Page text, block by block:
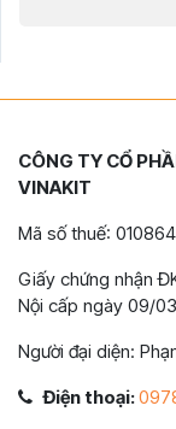
CÔNG TY CỔ
VINAKIT
Mã số thuế:
Giấy chứng nhận
Nội cấp ngày 09/
Người đại diện:
Điện thoại: